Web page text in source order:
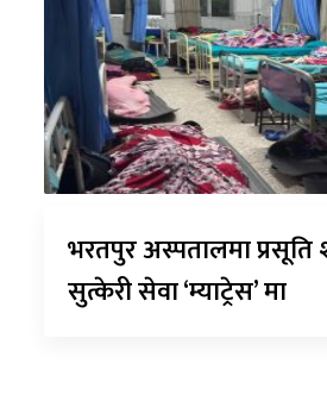
भरतपुर अस्पतालमा प्रसूति
सुत्केरी सेवा ‘म्याट्रेस’ मा